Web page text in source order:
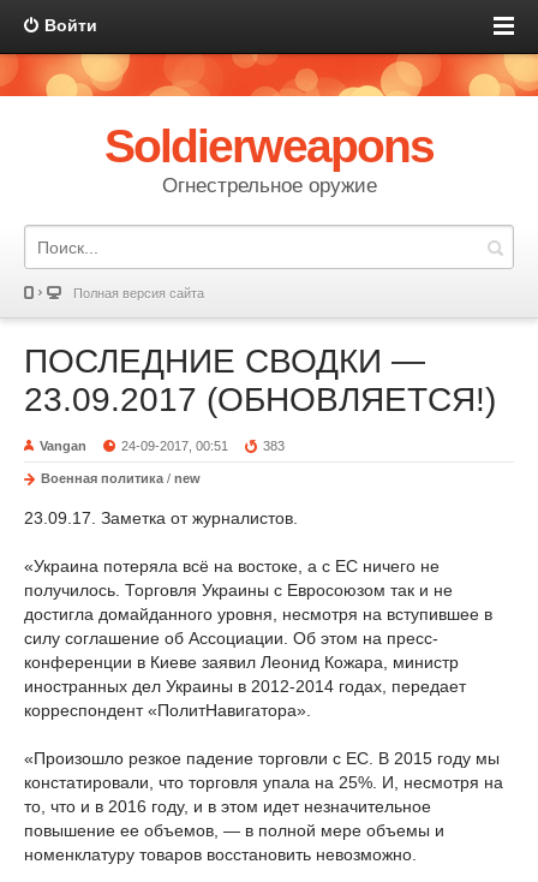
Войти
Soldierweapons
Огнестрельное оружие
Полная версия сайта
ПОСЛЕДНИЕ СВОДКИ —
23.09.2017 (ОБНОВЛЯЕТСЯ!)
Vangan 24-09-2017, 00:51 383
Военная политика / new
23.09.17. Заметка от журналистов.
«Украина потеряла всё на востоке, а с ЕС ничего не
получилось. Торговля Украины с Евросоюзом так и не
достигла домайданного уровня, несмотря на вступившее в
силу соглашение об Ассоциации. Об этом на пресс-
конференции в Киеве заявил Леонид Кожара, министр
иностранных дел Украины в 2012-2014 годах, передает
корреспондент «ПолитНавигатора».
«Произошло резкое падение торговли с ЕС. В 2015 году мы
констатировали, что торговля упала на 25%. И, несмотря на
то, что и в 2016 году, и в этом идет незначительное
повышение ее объемов, — в полной мере объемы и
номенклатуру товаров восстановить невозможно.